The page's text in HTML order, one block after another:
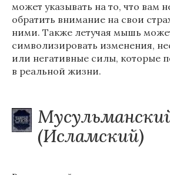
может указывать на то, что вам
обратить внимание на свои
ними. Также летучая мышь
символизировать изменения,
или негативные силы, которые
в реальной жизни.
(Исламский)